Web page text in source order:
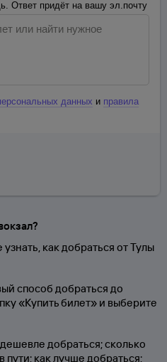
Ответ придёт на вашу эл.почту
данных и правила
как добраться от Тулы
способ добраться до
«Купить билет» и выберите
добраться; сколько
пути; как лучше добраться;